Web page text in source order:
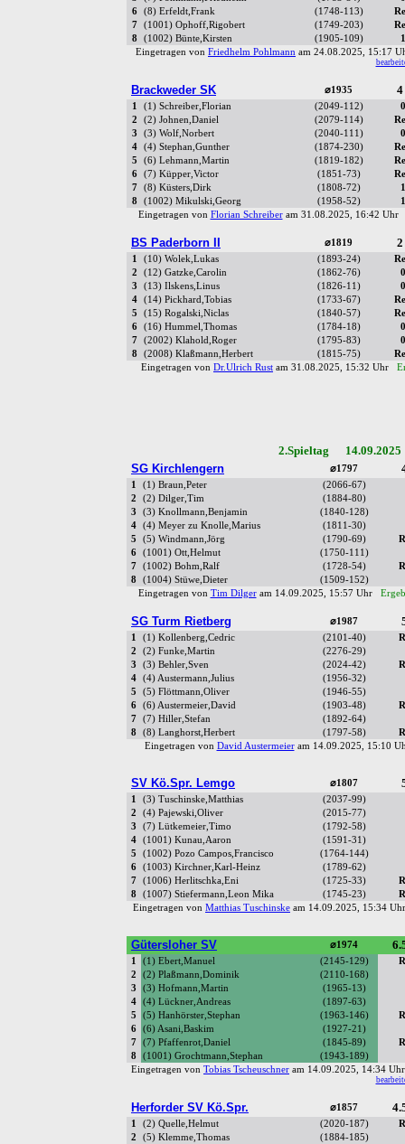
6
(8) Erfeldt,Frank (1748-113)
7
(1001) Ophoff,Rigobert (1749-203)
8
(1002) Bünte,Kirsten (1905-109)
Eingetragen von Friedhelm Pohlmann am 24.08.2025, 15:17
Brackweder SK ⌀1935 4
1 (1) Schreiber,Florian (2049-112)
2
(2) Johnen,Daniel (2079-114)
3
(3) Wolf,Norbert (2040-111)
4
(4) Stephan,Gunther (1874-230)
5
(6) Lehmann,Martin (1819-182)
6
(7) Küpper,Victor (1851-73)
7
(8) Küsters,Dirk (1808-72)
8
(1002) Mikulski,Georg (1958-52)
Eingetragen von Florian Schreiberam 31.08.2025, 16:42
BS Paderborn II ⌀1819 2
1 (10) Wolek,Lukas (1893-24)
2
(12) Gatzke,Carolin (1862-76)
3
(13) Ilskens,Linus (1826-11)
4
(14) Pickhard,Tobias (1733-67)
5
(15) Rogalski,Niclas (1840-57)
6
(16) Hummel,Thomas (1784-18)
7
(2002) Klahold,Roger (1795-83)
8
(2008) Klaßmann,Herbert (1815-75)
Eingetragen von Dr.Ulrich Rust am 31.08.2025, 15:32 Uhr
2.Spieltag
SG Kirchlengern
⌀1797
1 (1) Braun,Peter
(2066-67)
2
(2) Dilger,Tim (1884-80)
3
(3) Knollmann,Benjamin (1840-128)
4
(4) Meyer zu Knolle,Marius (1811-30)
5
(5) Windmann,Jörg (1790-69)
6
(1001) Ott,Helmut (1750-111)
7
(1002) Bohm,Ralf (1728-54)
8
(1004) Stüwe,Dieter (1509-152)
Eingetragen von Tim Dilgeram 14.09.2025, 15:57 Uhr
SG Turm Rietberg ⌀1987
1 (1) Kollenberg,Cedric (2101-40)
2
(2) Funke,Martin (2276-29)
3
(3) Behler,Sven (2024-42)
4
(4) Austermann,Julius (1956-32)
5
(5) Flöttmann,Oliver (1946-55)
6
(6) Austermeier,David (1903-48)
7
(7) Hiller,Stefan (1892-64)
8
(8) Langhorst,Herbert (1797-58)
Eingetragen von David Austermeieram 14.09.2025, 15:10
SV Kö.Spr. Lemgo ⌀1807
1 (3) Tuschinske,Matthias
(2037-99)
2
(4) Pajewski,Oliver (2015-77)
3
(7) Lütkemeier,Timo (1792-58)
4
(1001) Kunau,Aaron (1591-31)
5
(1002) Pozo Campos,Francisco (1764-144)
6
(1003) Kirchner,Karl-Heinz (1789-62)
7
(1006) Herlitschka,Eni (1725-33)
8
(1007) Stiefermann,Leon Mika (1745-23)
Eingetragen von Matthias Tuschinske am 14.09.2025, 15:34
Gütersloher SV ⌀1974
1 (1) Ebert,Manuel (2145-129)
2
(2) Plaßmann,Dominik
(2110-168)
3
(3) Hofmann,Martin
(1965-13)
4
(4) Lückner,Andreas (1897-63)
5
(5) Hanhörster,Stephan (1963-146)
6
(6) Asani,Baskim (1927-21)
7
(7) Pfaffenrot,Daniel (1845-89)
8
(1001) Grochtmann,Stephan (1943-189)
Eingetragen von Tobias Tscheuschner am 14.09.2025, 14:34
Herforder SV Kö.Spr. ⌀1857
1 (2) Quelle,Helmut (2020-187)
2
(5) Klemme,Thomas (1884-185)